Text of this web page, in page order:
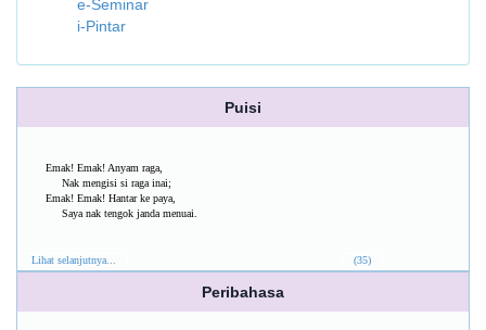
e-Seminar
i-Pintar
Puisi
Emak! Emak! Anyam raga,
Nak mengisi si raga inai;
Emak! Emak! Hantar ke paya,
Saya nak tengok janda menuai.
Lihat selanjutnya... (35)
Peribahasa